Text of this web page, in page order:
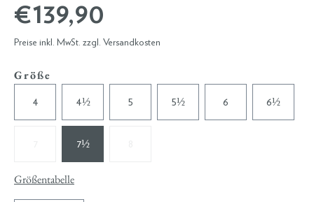
€ 139,90
Preise inkl. MwSt. zzgl. Versandkosten
Größe
4 4½ 5 5½ 6 6½
7½
Größentabelle